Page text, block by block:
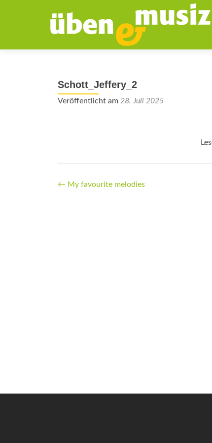
Schott_Jeffery_2
Veröffentlicht am 28. Juli 2025
Beitrags-
← My favourite melodies